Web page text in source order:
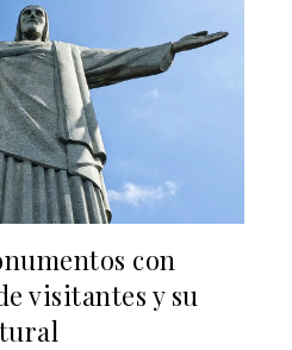
con
visitantes y su